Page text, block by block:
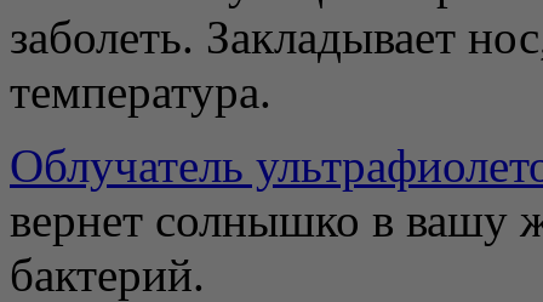
заболеть. Закладывает
температура.
Облучатель
вернет солнышко в вашу
бактерий.